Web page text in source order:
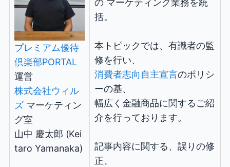
プレミアム優待
倶楽部PORTAL
運営
株式会社ウィル
ズマーケティン
グ室
山中 慶太郎 (Kei
taro Yamanaka)
の マーケティング業務を統
括。
本トピックでは、有識者の監
修を行い、
消費者志向自主宣言のポリシ
ーの基、
幅広く金融商品に関するご紹
介を行っております。
記事内容に関する、誤りの修
正、